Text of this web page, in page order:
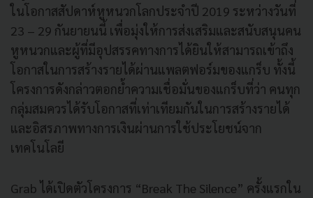
ในโอกาสสัปดาห์หูหนวกโลกประจำปี 2019 ระหว่างวันที่
23 – 29 กันยายนนี้ เพื่อมุ่งให้การส่งเสริมและสนับสนุนคน
หูหนวกและผู้ที่มีอุปสรรคทางการได้ยินให้สามารถเข้าถึง
โอกาสในการสร้างรายได้ผ่านแพลตฟอร์มของแกร็บ ทั้งนี้
โครงการดังกล่าวตอกย้ำความเชื่อมั่นของแกร็บที่ว่า คนทุก
กลุ่มสมควรได้รับโอกาสที่เท่าเทียมกันในการสร้างรายได้
และอิสรภาพทางการเงินผ่านการใช้ประโยชน์จาก
เทคโนโลยี
Grab ได้เปิดตัวโครงการ “Break The Silence” ครั้งแรกใน